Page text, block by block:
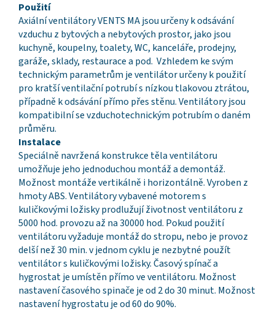
Použití
Axiální ventilátory VENTS MA jsou určeny k odsávání
vzduchu z bytových a nebytových prostor, jako jsou
kuchyně, koupelny, toalety, WC, kanceláře, prodejny,
garáže, sklady, restaurace a pod. Vzhledem ke svým
technickým parametrům je ventilátor určeny k použití
pro kratší ventilační potrubí s nízkou tlakovou ztrátou,
případně k odsávání přímo přes stěnu. Ventilátory jsou
kompatibilní se vzduchotechnickým potrubím o daném
průměru.
Instalace
Speciálně navržená konstrukce těla ventilátoru
umožňuje jeho jednoduchou montáž a demontáž.
Možnost montáže vertikálně i horizontálně. Vyroben z
hmoty ABS. Ventilátory vybavené motorem s
kuličkovými ložisky prodlužují životnost ventilátoru z
5000 hod. provozu až na 30000 hod. Pokud použití
ventilátoru vyžaduje montáž do stropu, nebo je provoz
delší než 30 min. v jednom cyklu je nezbytné použít
ventilátor s kuličkovými ložisky. Časový spínač a
hygrostat je umístěn přímo ve ventilátoru. Možnost
nastavení časového spinače je od 2 do 30 minut. Možnost
nastavení hygrostatu je od 60 do 90%.